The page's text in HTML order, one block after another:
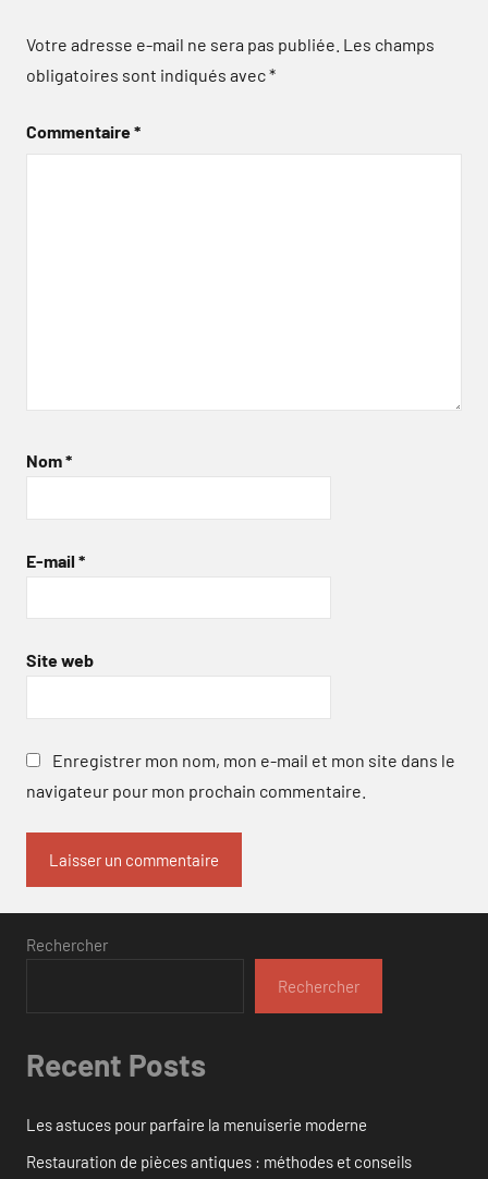
Votre adresse e-mail ne sera pas publiée. Les champs
obligatoires sont indiqués avec*
Commentaire*
Nom*
E-mail *
Site web
Enregistrer mon nom, mon e-mail et mon site dans le
navigateur pour mon prochain commentaire.
Rechercher
Rechercher
Recent Posts
Les astuces pour parfaire la menuiserie moderne
Restauration de pièces antiques : méthodes et conseils